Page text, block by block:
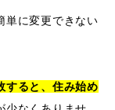
単に変更できない
すると、住み始め